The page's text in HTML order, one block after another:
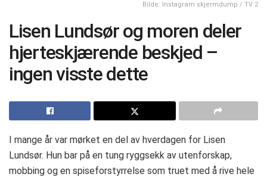
Bilde: Instagram skjermdump / TV 2
Lisen Lundsør og moren deler
hjerteskjærende beskjed –
ingen visste dette
I mange år var mørket en del av hverdagen for Lisen
Lundsør. Hun bar på en tung ryggsekk av utenforskap,
mobbing og en spiseforstyrrelse som truet med å rive hele